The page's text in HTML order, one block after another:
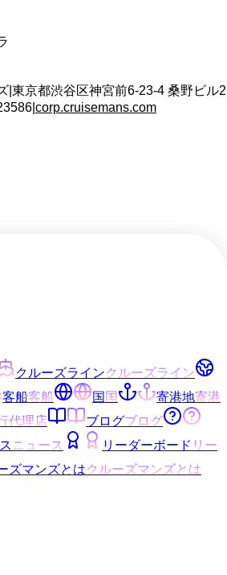
東京都渋谷区神宮前6-23-4 桑野ビル2
corp.cruisemans.com
クルーズラインクルーズライン
客船客船 国 国 寄港地寄港
代理店 ブログブログ
ニュース リーダーボード リー
ズマンズとはクルーズマンズとは